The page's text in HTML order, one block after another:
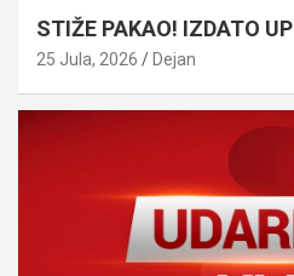
STIŽE PAKAO! IZDATO
25 Jula, 2026 Dejan